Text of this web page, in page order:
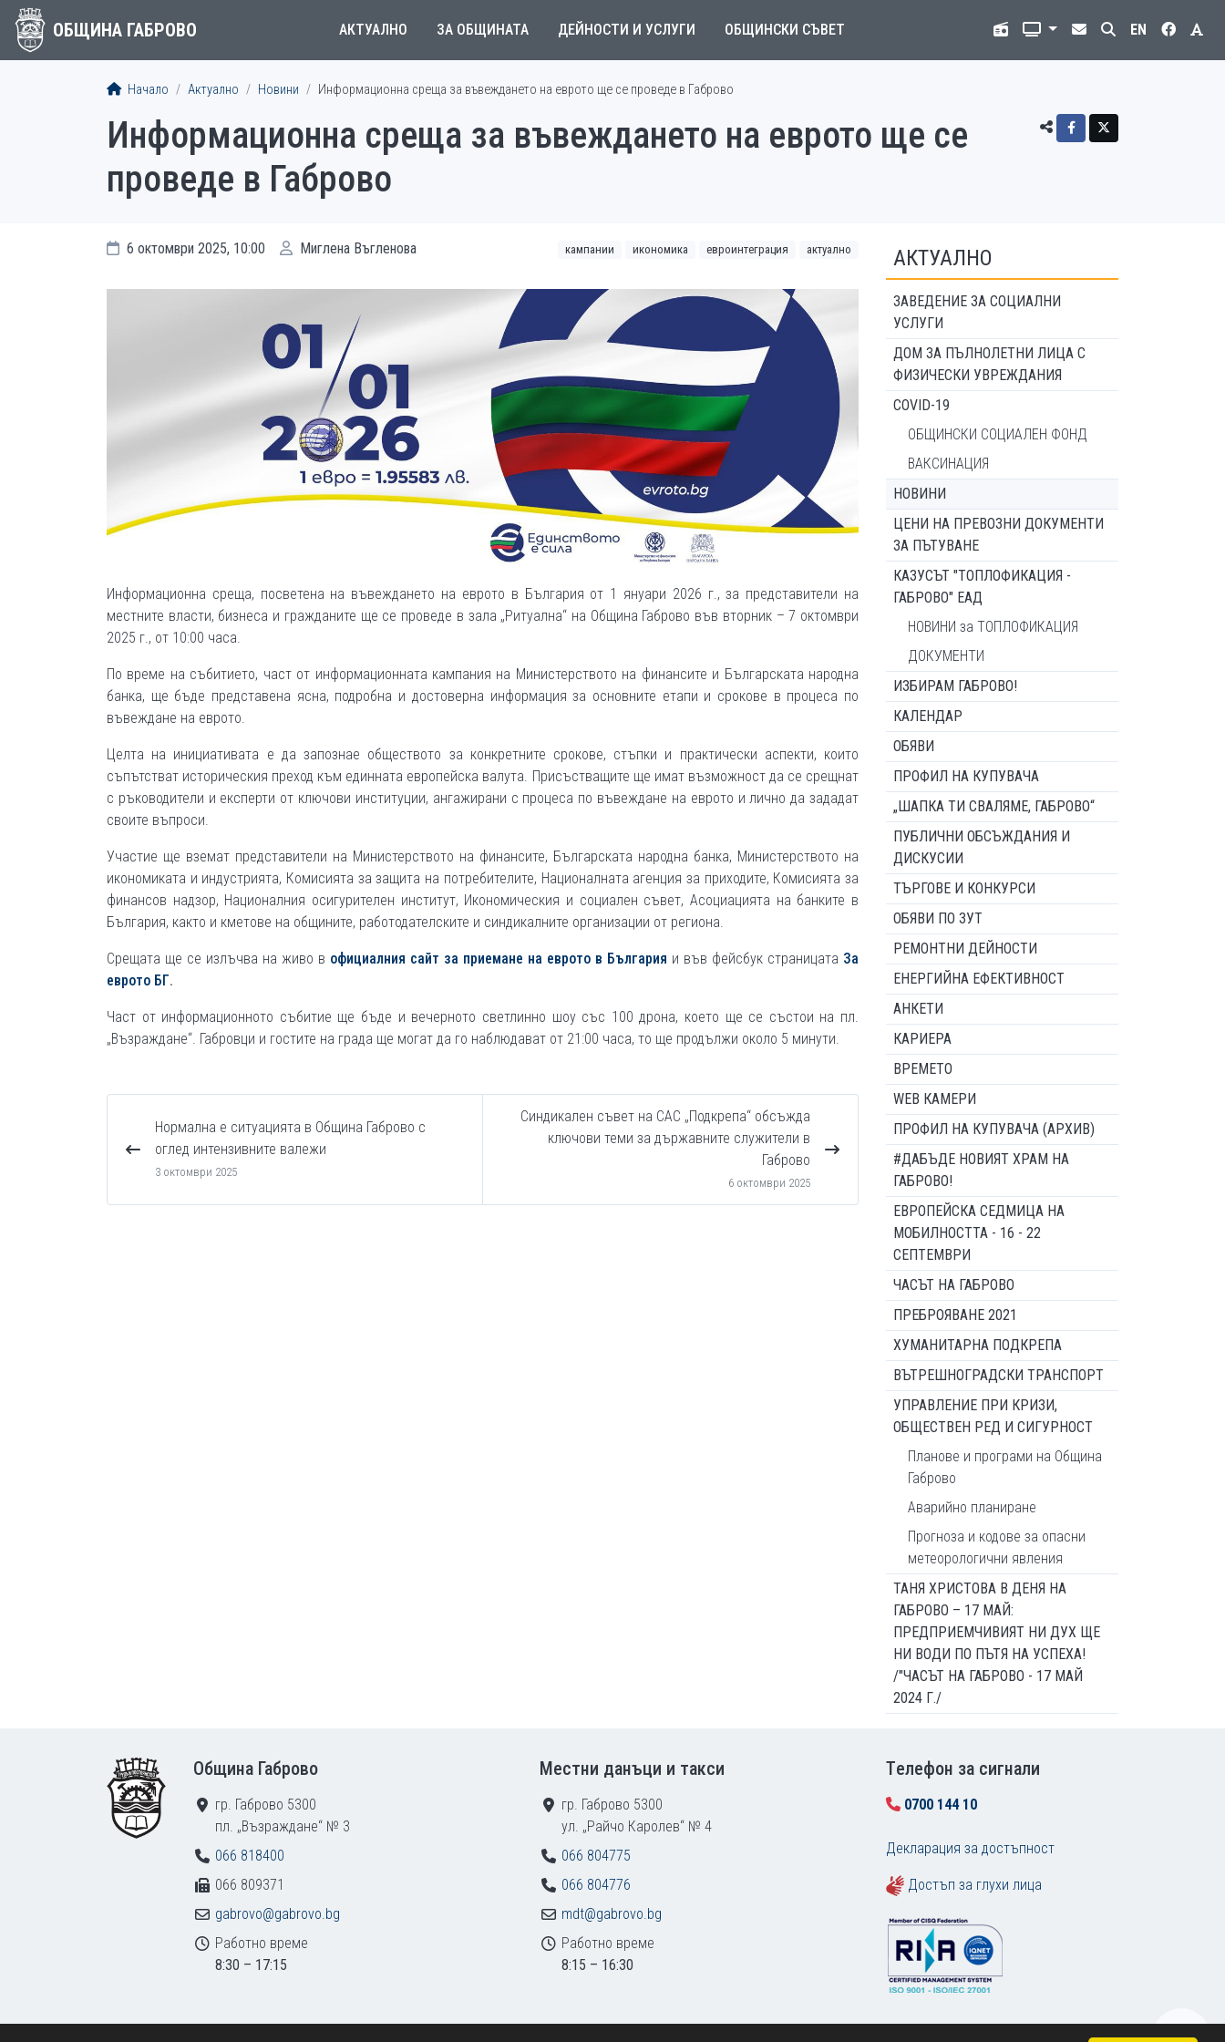
ОБЩИНА ГАБРОВО АКТУАЛНО ЗА ОБЩИНАТА ДЕЙНОСТИ И УСЛУГИ ОБЩИНСКИ СЪВЕТ EN
Начало Актуално Новини Информационна среща за въвеждането на еврото ще се проведе в Габрово
Информационна среща за въвеждането на еврото ще се
проведе в Габрово
6 октомври 2025, 10:00 Миглена Въгленова кампании икономика евроинтеграция актуално
Информационна среща, посветена на въвеждането на еврото в България от 1 януари 2026 г., за представители на
местните власти, бизнеса и гражданите ще се проведе в зала „Ритуална“ на Община Габрово във вторник – 7 октомври
2025 г., от 10:00 часа.
По време на събитието, част от информационната кампания на Министерството на финансите и Българската народна
банка, ще бъде представена ясна, подробна и достоверна информация за основните етапи и срокове в процеса по
въвеждане на еврото.
Целта на инициативата е да запознае обществото за конкретните срокове, стъпки и практически аспекти, които
съпътстват историческия преход към единната европейска валута. Присъстващите ще имат възможност да се срещнат
с ръководители и експерти от ключови институции, ангажирани с процеса по въвеждане на еврото и лично да зададат
своите въпроси.
Участие ще вземат представители на Министерството на финансите, Българската народна банка, Министерството на
икономиката и индустрията, Комисията за защита на потребителите, Националната агенция за приходите, Комисията за
финансов надзор, Националния осигурителен институт, Икономическия и социален съвет, Асоциацията на банките в
България, както и кметове на общините, работодателските и синдикалните организации от региона.
Срещата ще се излъчва на живо в официалния сайт за приемане на еврото в България и във фейсбук страницата За
еврото БГ.
Част от информационното събитие ще бъде и вечерното светлинно шоу със 100 дрона, което ще се състои на пл.
„Възраждане“. Габровци и гостите на града ще могат да го наблюдават от 21:00 часа, то ще продължи около 5 минути.
Нормална е ситуацията в Община Габрово с
оглед интензивните валежи
3 октомври 2025
Синдикален съвет на САС „Подкрепа“ обсъжда
ключови теми за държавните служители в
Габрово
6 октомври 2025
АКТУАЛНО
ЗАВЕДЕНИЕ ЗА СОЦИАЛНИ
УСЛУГИ
ДОМ ЗА ПЪЛНОЛЕТНИ ЛИЦА С
ФИЗИЧЕСКИ УВРЕЖДАНИЯ
COVID-19
ОБЩИНСКИ СОЦИАЛЕН ФОНД
ВАКСИНАЦИЯ
НОВИНИ
ЦЕНИ НА ПРЕВОЗНИ ДОКУМЕНТИ
ЗА ПЪТУВАНЕ
КАЗУСЪТ "ТОПЛОФИКАЦИЯ -
ГАБРОВО" ЕАД
НОВИНИ за ТОПЛОФИКАЦИЯ
ДОКУМЕНТИ
ИЗБИРАМ ГАБРОВО!
КАЛЕНДАР
ОБЯВИ
ПРОФИЛ НА КУПУВАЧА
„ШАПКА ТИ СВАЛЯМЕ, ГАБРОВО“
ПУБЛИЧНИ ОБСЪЖДАНИЯ И
ДИСКУСИИ
ТЪРГОВЕ И КОНКУРСИ
ОБЯВИ ПО ЗУТ
РЕМОНТНИ ДЕЙНОСТИ
ЕНЕРГИЙНА ЕФЕКТИВНОСТ
АНКЕТИ
КАРИЕРА
ВРЕМЕТО
WEB КАМЕРИ
ПРОФИЛ НА КУПУВАЧА (АРХИВ)
#ДАБЪДЕ НОВИЯТ ХРАМ НА
ГАБРОВО!
ЕВРОПЕЙСКА СЕДМИЦА НА
МОБИЛНОСТТА - 16 - 22
СЕПТЕМВРИ
ЧАСЪТ НА ГАБРОВО
ПРЕБРОЯВАНЕ 2021
ХУМАНИТАРНА ПОДКРЕПА
ВЪТРЕШНОГРАДСКИ ТРАНСПОРТ
УПРАВЛЕНИЕ ПРИ КРИЗИ,
ОБЩЕСТВЕН РЕД И СИГУРНОСТ
Планове и програми на Община
Габрово
Аварийно планиране
Прогноза и кодове за опасни
метеорологични явления
ТАНЯ ХРИСТОВА В ДЕНЯ НА
ГАБРОВО – 17 МАЙ:
ПРЕДПРИЕМЧИВИЯТ НИ ДУХ ЩЕ
НИ ВОДИ ПО ПЪТЯ НА УСПЕХА!
/"ЧАСЪТ НА ГАБРОВО - 17 МАЙ
2024 Г./
Община Габрово
гр. Габрово 5300
пл. „Възраждане“ № 3
066 818400
066 809371
gabrovo@gabrovo.bg
Работно време
8:30 – 17:15
Местни данъци и такси
гр. Габрово 5300
ул. „Райчо Каролев“ № 4
066 804775
066 804776
mdt@gabrovo.bg
Работно време
8:15 – 16:30
Tелефон за сигнали
0700 144 10
Декларация за достъпност
Достъп за глухи лица